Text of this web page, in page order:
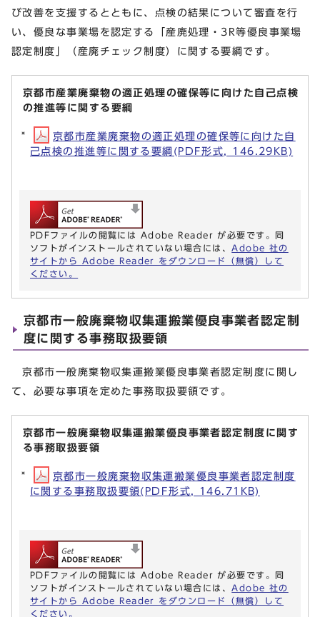
び改善を支援するとともに、点検の結果について審査を行
い、優良な事業場を認定する「産廃処理・3R等優良事業場
認定制度」（産廃チェック制度）に関する要綱です。
京都市産業廃棄物の適正処理の確保等に向けた自己点検
の推進等に関する要綱
京都市産業廃棄物の適正処理の確保等に向けた自
己点検の推進等に関する要綱(PDF形式, 146.29KB)
PDFファイルの閲覧には Adobe Reader が必要です。同
ソフトがインストールされていない場合には、 Adobe 社の
サイトから Adobe Reader をダウンロード（無償）して
ください。
京都市一般廃棄物収集運搬業優良事業者認定制
度に関する事務取扱要領
京都市一般廃棄物収集運搬業優良事業者認定制度に関し
て、必要な事項を定めた事務取扱要領です。
京都市一般廃棄物収集運搬業優良事業者認定制度に関す
る事務取扱要領
京都市一般廃棄物収集運搬業優良事業者認定制度
に関する事務取扱要領(PDF形式, 146.71KB)
PDFファイルの閲覧には Adobe Reader が必要です。同
ソフトがインストールされていない場合には、 Adobe 社の
サイトから Adobe Reader をダウンロード（無償）して
ください。